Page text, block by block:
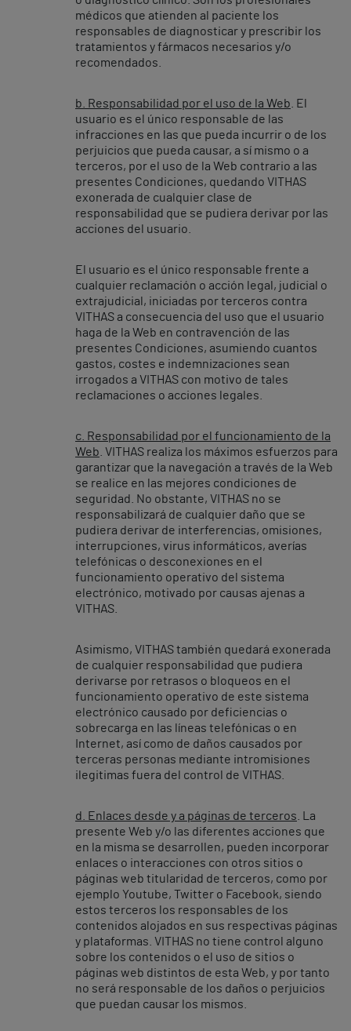
médicos que atienden al paciente los
responsables de diagnosticar y prescribir los
tratamientos y fármacos necesarios y/o
recomendados.
b. Responsabilidad por el uso de la Web . El
usuario es el único responsable de las
infracciones en las que pueda incurrir o de los
perjuicios que pueda causar, a sí mismo o a
terceros, por el uso de la Web contrario a las
presentes Condiciones, quedando VITHAS
exonerada de cualquier clase de
responsabilidad que se pudiera derivar por las
acciones del usuario.
El usuario es el único responsable frente a
cualquier reclamación o acción legal, judicial o
extrajudicial, iniciadas por terceros contra
VITHAS a consecuencia del uso que el usuario
haga de la Web en contravención de las
presentes Condiciones, asumiendo cuantos
gastos, costes e indemnizaciones sean
irrogados a VITHAS con motivo de tales
reclamaciones o acciones legales.
c. Responsabilidad por el funcionamiento de la
Web . VITHAS realiza los máximos esfuerzos para
garantizar que la navegación a través de la Web
se realice en las mejores condiciones de
seguridad. No obstante, VITHAS no se
responsabilizará de cualquier daño que se
pudiera derivar de interferencias, omisiones,
interrupciones, virus informáticos, averías
telefónicas o desconexiones en el
funcionamiento operativo del sistema
electrónico, motivado por causas ajenas a
VITHAS.
Asimismo, VITHAS también quedará exonerada
de cualquier responsabilidad que pudiera
derivarse por retrasos o bloqueos en el
funcionamiento operativo de este sistema
electrónico causado por deficiencias o
sobrecarga en las líneas telefónicas o en
Internet, así como de daños causados por
terceras personas mediante intromisiones
ilegitimas fuera del control de VITHAS.
d. Enlaces desde y a páginas de terceros . La
presente Web y/o las diferentes acciones que
en la misma se desarrollen, pueden incorporar
enlaces o interacciones con otros sitios o
páginas web titularidad de terceros, como por
ejemplo Youtube, Twitter o Facebook, siendo
estos terceros los responsables de los
contenidos alojados en sus respectivas páginas
y plataformas. VITHAS no tiene control alguno
sobre los contenidos o el uso de sitios o
páginas web distintos de esta Web, y por tanto
no será responsable de los daños o perjuicios
que puedan causar los mismos.